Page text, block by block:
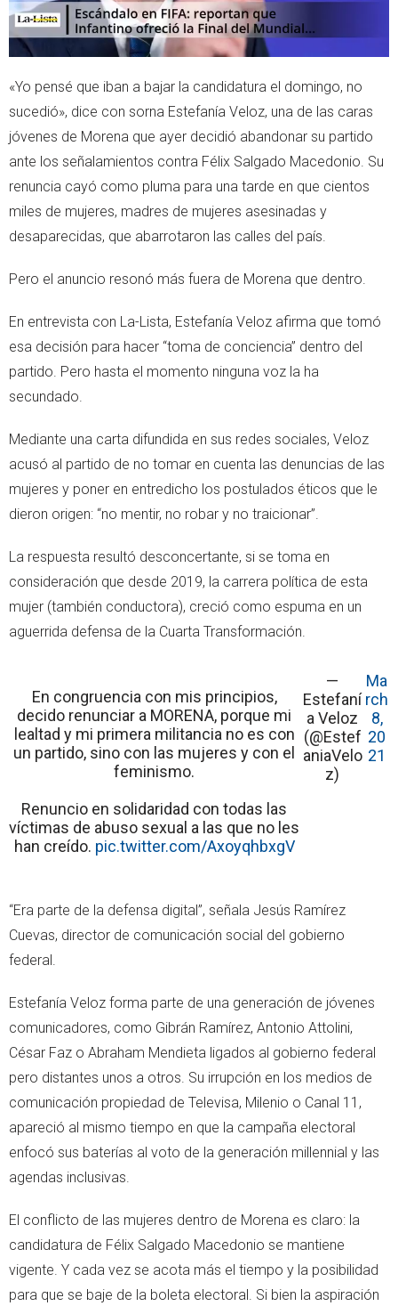
«Yo pensé que iban a bajar la candidatura el domingo, no
sucedió», dice con sorna Estefanía Veloz, una de las caras
jóvenes de Morena que ayer decidió abandonar su partido
ante los señalamientos contra Félix Salgado Macedonio. Su
renuncia cayó como pluma para una tarde en que cientos
miles de mujeres, madres de mujeres asesinadas y
desaparecidas, que abarrotaron las calles del país.
Pero el anuncio resonó más fuera de Morena que dentro.
En entrevista con La-Lista, Estefanía Veloz afirma que tomó
esa decisión para hacer “toma de conciencia” dentro del
partido. Pero hasta el momento ninguna voz la ha
secundado.
Mediante una carta difundida en sus redes sociales, Veloz
acusó al partido de no tomar en cuenta las denuncias de las
mujeres y poner en entredicho los postulados éticos que le
dieron origen: “no mentir, no robar y no traicionar”.
La respuesta resultó desconcertante, si se toma en
consideración que desde 2019, la carrera política de esta
mujer (también conductora), creció como espuma en un
aguerrida defensa de la Cuarta Transformación.
En congruencia con mis principios,
decido renunciar a MORENA, porque mi
lealtad y mi primera militancia no es con
un partido, sino con las mujeres y con el
feminismo.
Renuncio en solidaridad con todas las
víctimas de abuso sexual a las que no les
han creído. pic.twitter.com/AxoyqhbxgV
—
Estefaní
a Veloz
(@Estef
aniaVelo
z)
Ma
rch
8,
20
21
“Era parte de la defensa digital”, señala Jesús Ramírez
Cuevas, director de comunicación social del gobierno
federal.
Estefanía Veloz forma parte de una generación de jóvenes
comunicadores, como Gibrán Ramírez, Antonio Attolini,
César Faz o Abraham Mendieta ligados al gobierno federal
pero distantes unos a otros. Su irrupción en los medios de
comunicación propiedad de Televisa, Milenio o Canal 11,
apareció al mismo tiempo en que la campaña electoral
enfocó sus baterías al voto de la generación millennial y las
agendas inclusivas.
El conflicto de las mujeres dentro de Morena es claro: la
candidatura de Félix Salgado Macedonio se mantiene
vigente. Y cada vez se acota más el tiempo y la posibilidad
para que se baje de la boleta electoral. Si bien la aspiración